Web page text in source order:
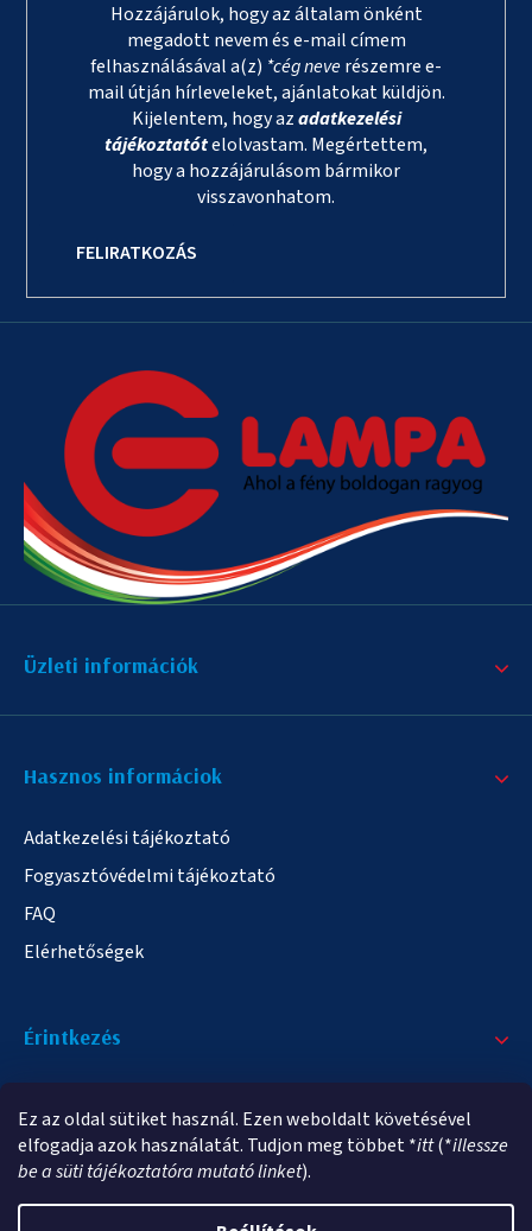
Ez az oldal sütiket használ. Ezen weboldalt követésével
elfogadja azok használatát. Tudjon meg többet *itt(*illessze
be a süti tájékoztatóra mutató linket).
Hozzájárulok, hogy az általam önként
megadott nevem és e-mail címem
felhasználásával a(z) *cég neverészemre e-
mail útján hírleveleket, ajánlatokat küldjön.
Kijelentem, hogy azadatkezelési
tájékoztatótelolvastam. Megértettem,
hogy a hozzájárulásom bármikor
visszavonhatom.
FELIRATKOZÁS
Üzleti információk
Hasznos informáciok
Adatkezelési tájékoztató
Fogyasztóvédelmi tájékoztató
FAQ
Elérhetőségek
Érintkezés
info@elampa.hu